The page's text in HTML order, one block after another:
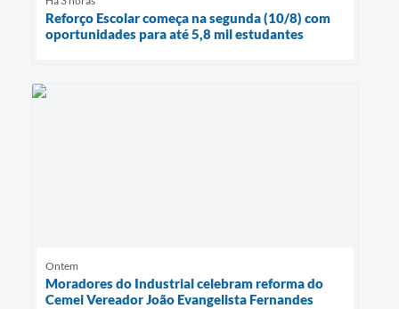
Reforço Escolar começa na segunda (10/8) com
oportunidades para até 5,8 mil estudantes
Ontem
Moradores do Industrial celebram reforma do
Cemei Vereador João Evangelista Fernandes